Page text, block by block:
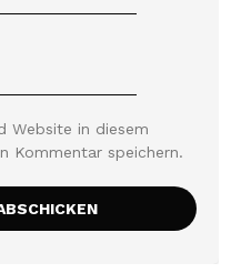
Website in diesem
Kommentar speichern.